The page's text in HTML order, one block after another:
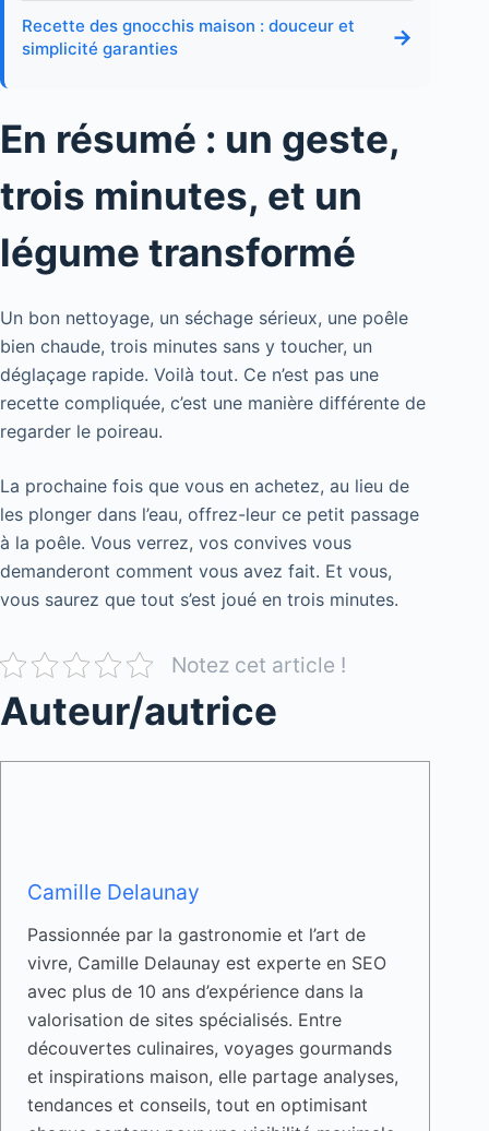
Recette des gnocchis maison : douceur et
simplicité garanties
→
En résumé : un geste,
trois minutes, et un
légume transformé
Un bon nettoyage, un séchage sérieux, une poêle
bien chaude, trois minutes sans y toucher, un
déglaçage rapide. Voilà tout. Ce n’est pas une
recette compliquée, c’est une manière différente de
regarder le poireau.
La prochaine fois que vous en achetez, au lieu de
les plonger dans l’eau, offrez-leur ce petit passage
à la poêle. Vous verrez, vos convives vous
demanderont comment vous avez fait. Et vous,
vous saurez que tout s’est joué en trois minutes.
Notez cet article !
Auteur/autrice
Camille Delaunay
Passionnée par la gastronomie et l’art de
vivre, Camille Delaunay est experte en SEO
avec plus de 10 ans d’expérience dans la
valorisation de sites spécialisés. Entre
découvertes culinaires, voyages gourmands
et inspirations maison, elle partage analyses,
tendances et conseils, tout en optimisant